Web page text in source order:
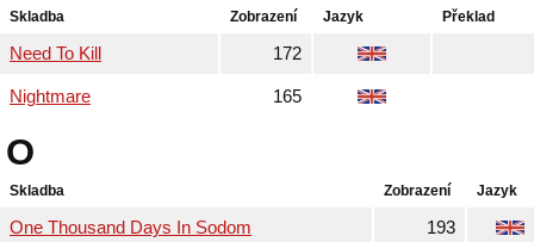
Skladba Zobrazení Jazyk Překlad
Need To Kill 172
Nightmare 165
O
Skladba Zobrazení Jazyk
One Thousand Days In Sodom 193